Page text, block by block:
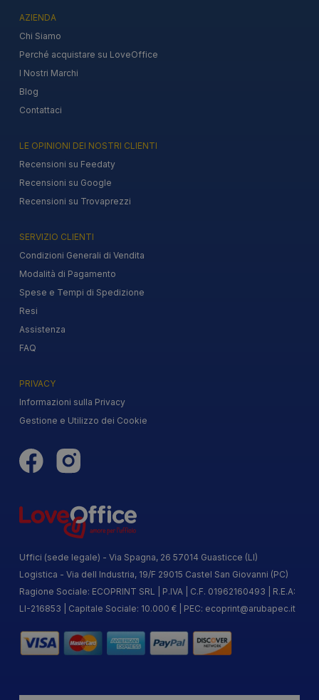
AZIENDA
Chi Siamo
Perché acquistare su LoveOffice
I Nostri Marchi
Blog
Contattaci
LE OPINIONI DEI NOSTRI CLIENTI
Recensioni su Feedaty
Recensioni su Google
Recensioni su Trovaprezzi
SERVIZIO CLIENTI
Condizioni Generali di Vendita
Modalità di Pagamento
Spese e Tempi di Spedizione
Resi
Assistenza
FAQ
PRIVACY
Informazioni sulla Privacy
Gestione e Utilizzo dei Cookie
Uffici (sede legale) - Via Spagna, 26 57014 Guasticce (LI)
Logistica - Via dell Industria, 19/F 29015 Castel San Giovanni (PC)
Ragione Sociale: ECOPRINT SRL | P.IVA | C.F. 01962160493 | R.E.A:
LI-216853 | Capitale Sociale: 10.000 € | PEC: ecoprint@arubapec.it